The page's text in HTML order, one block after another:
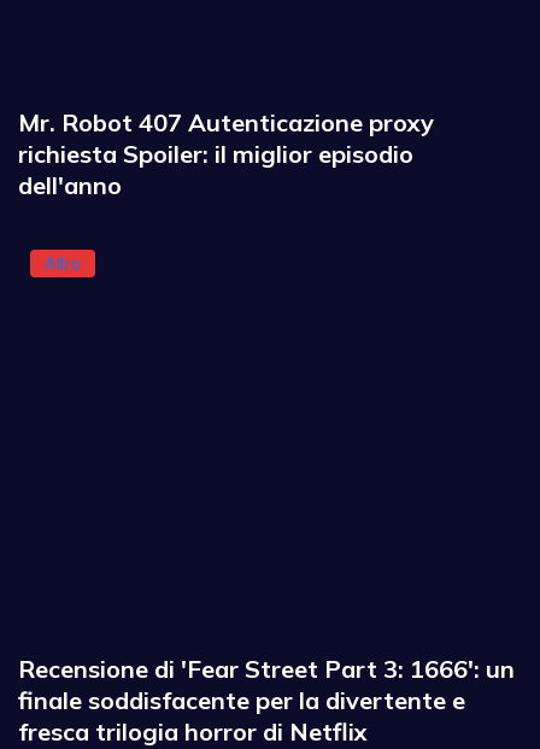
Mr. Robot 407 Autenticazione proxy
richiesta Spoiler: il miglior episodio
dell'anno
Altro
Recensione di 'Fear Street Part 3: 1666': un
finale soddisfacente per la divertente e
fresca trilogia horror di Netflix